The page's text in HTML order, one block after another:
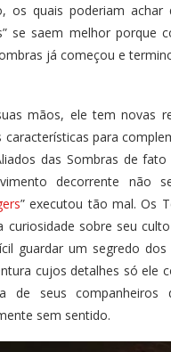
os quais poderiam
se saem melhor porque
já começou e
mãos, ele tem novas
para
das Sombras de
decorrente não
” executou tão mal. Os
curiosidade sobre seu
guardar um segredo
cujos detalhes só ele
de seus
sem sentido.